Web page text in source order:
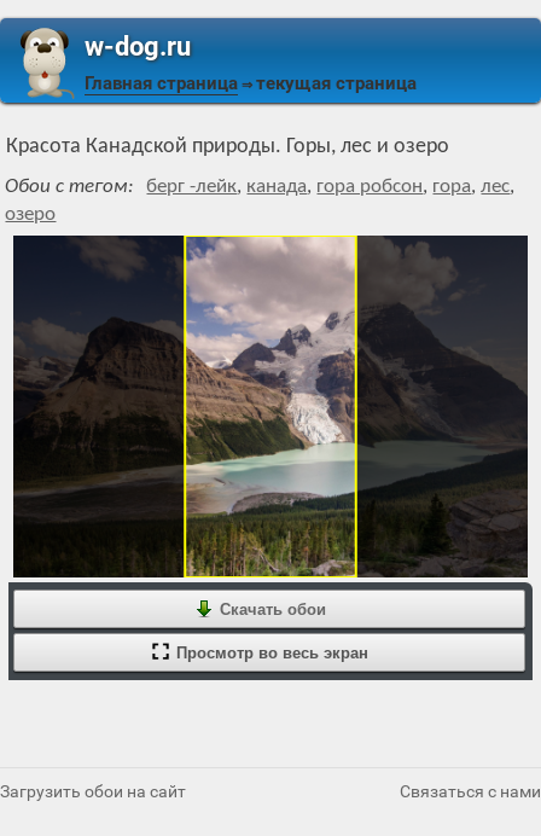
w-dog.ru
Главная страница ⇒ текущая страница
Красота Канадской природы. Горы, лес и озеро
Обои с тегом: берг -лейк, канада, гора робсон, гора,лес,
озеро
Скачать обои
Просмотр во весь экран
Загрузить обои на сайт Связаться с нами